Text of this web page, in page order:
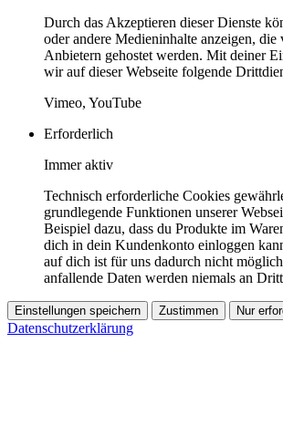
Durch das Akzeptieren dieser Dienste
oder andere Medieninhalte anzeigen, die
Anbietern gehostet werden. Mit deiner
wir auf dieser Webseite folgende
Vimeo, YouTube
Erforderlich
Immer aktiv
Technisch erforderliche Cookies
grundlegende Funktionen unserer
Beispiel dazu, dass du Produkte im
dich in dein Kundenkonto einloggen
auf dich ist für uns dadurch nicht
anfallende Daten werden niemals an
Einstellungen speichern Zustimmen Nur
Datenschutzerklärung